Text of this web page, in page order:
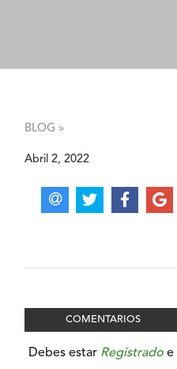
BLOG »
Abril 2, 2022
COMENTARIOS
Debes estar Registrado e